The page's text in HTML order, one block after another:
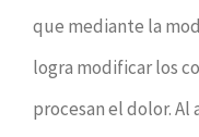
que mediante la
logra modificar los
procesan el dolor.